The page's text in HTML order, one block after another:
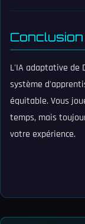
Conclusion
L'IA adaptative de
système
équitable. Vous
temps, mais
votre expérience.